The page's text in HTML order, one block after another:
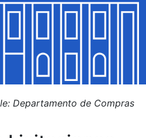
Departamento de Compras